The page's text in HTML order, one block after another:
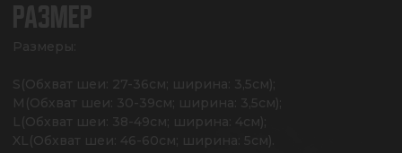
РАЗМЕР
Размеры:
S(Обхват шеи: 27-36см; ширина: 3,5см);
M(Обхват шеи: 30-39см; ширина: 3,5см);
L(Обхват шеи: 38-49см; ширина: 4см);
XL(Обхват шеи: 46-60см; ширина: 5см).